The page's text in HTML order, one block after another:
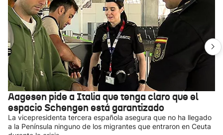
Aagesen pide a Italia que tenga claro que el
espacio Schengen está garantizado
La vicepresidenta tercera española asegura que no ha llegado
a la Península ninguno de los migrantes que entraron en Ceuta